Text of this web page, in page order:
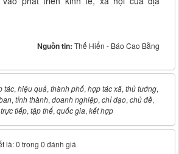
Nguồn tin: Thế Hiển - Báo Cao Bằng
tác, hiệu quả, thành phố, hợp tác xã, thủ tướng,
, tỉnh thành, doanh nghiệp, chỉ đạo, chủ đề,
trực tiếp, tập thể, quốc gia, kết hợp
là: 0 trong 0 đánh giá